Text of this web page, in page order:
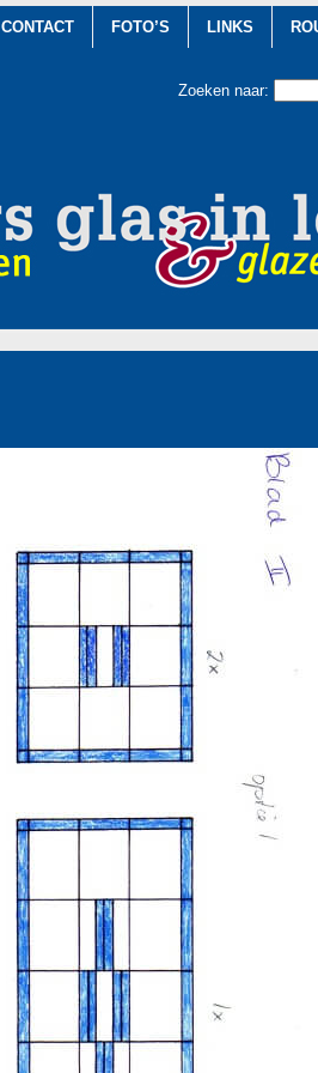
CONTACT FOTO’S LINKS
Zoeken naar: